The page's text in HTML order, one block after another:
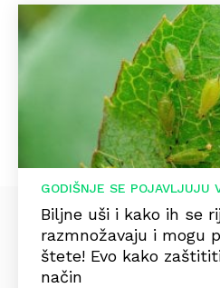
GODIŠNJE SE POJAVLJUJU
Biljne uši i kako ih se
razmnožavaju i mogu
štete! Evo kako
način